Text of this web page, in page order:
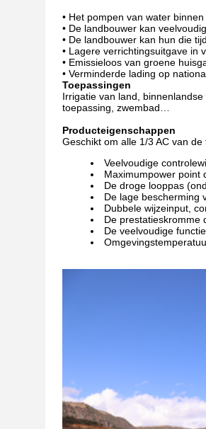
• Het pompen van water
• De landbouwer kan
• De landbouwer kan hun die
• Lagere verrichtingsuitgave in
• Emissieloos van groene
• Verminderde lading op
Toepassingen
Irrigatie van land,
toepassing, zwembad…
Producteigenschappen
Geschikt om alle 1/3 AC van
Veelvoudige
Maximumpower point
De droge looppas
De lage bescherming
Dubbele wijzeinput,
De prestatieskromme
De veelvoudige